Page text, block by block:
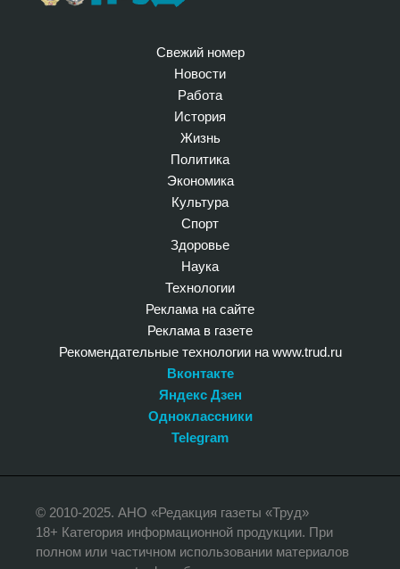
Свежий номер
Новости
Работа
История
Жизнь
Политика
Экономика
Культура
Спорт
Здоровье
Наука
Технологии
Реклама на сайте
Реклама в газете
Рекомендательные технологии на www.trud.ru
Вконтакте
Яндекс Дзен
Одноклассники
Telegram
© 2010-2025. АНО «Редакция газеты «Труд»
18+ Категория информационной продукции. При
полном или частичном использовании материалов